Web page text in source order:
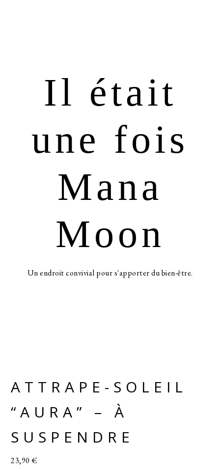
Il était
une fois
Mana
Moon
Un endroit convivial pour s'apporter du bien-être.
ATTRAPE-SOLEIL
“AURA” – À
SUSPENDRE
23,90€